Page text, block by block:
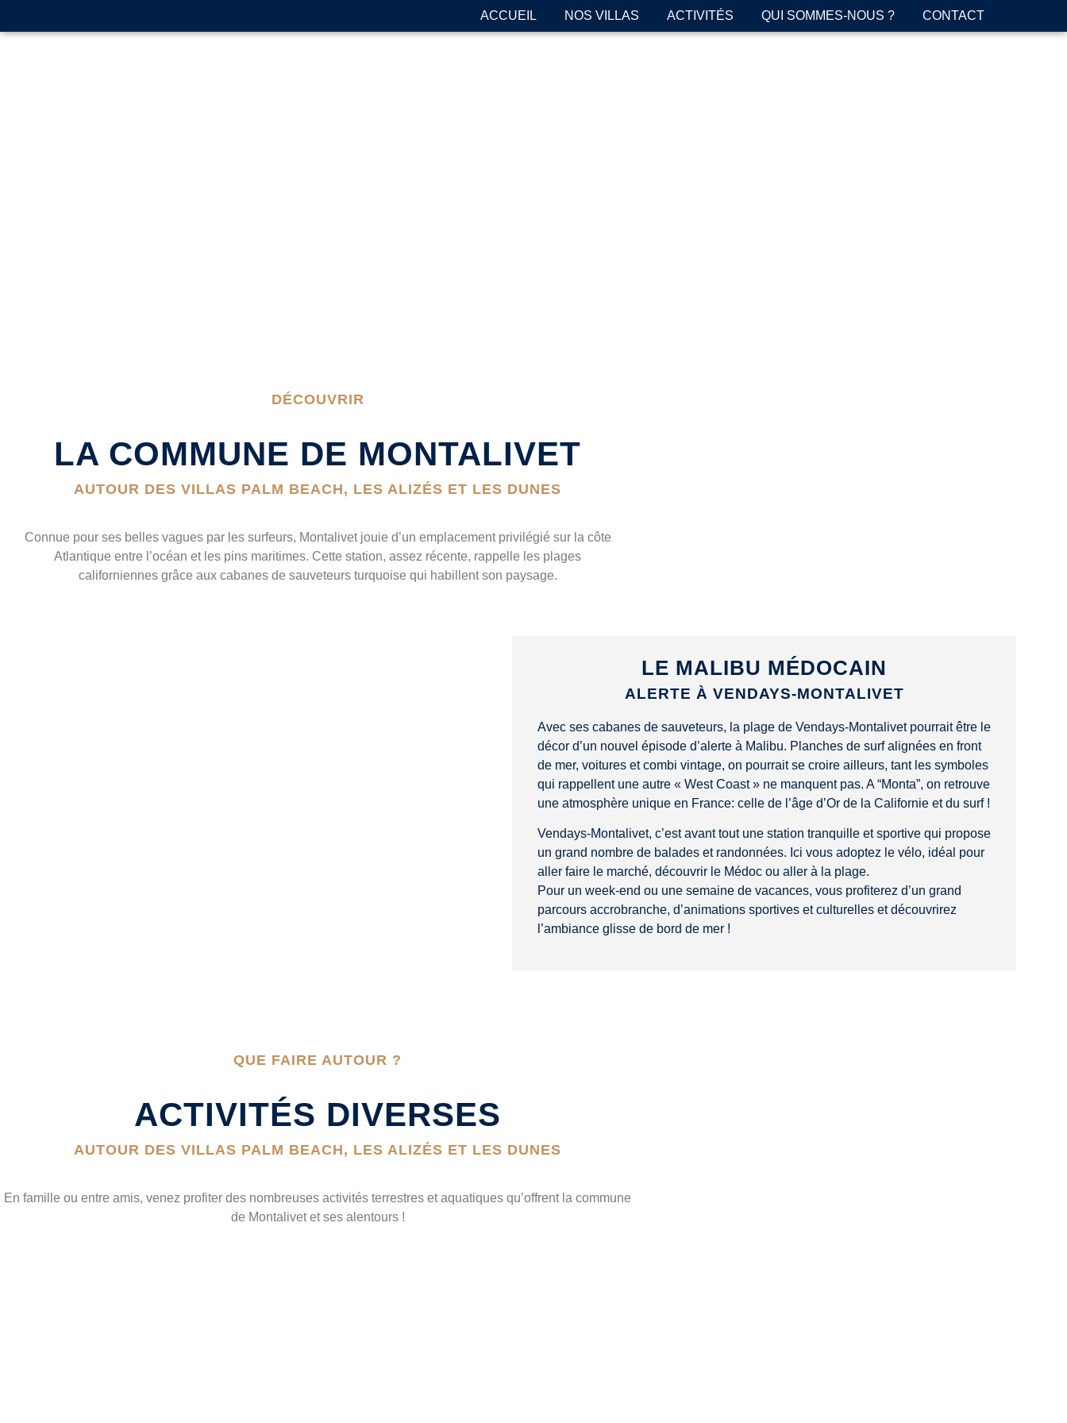
ACCUEIL NOS VILLAS ACTIVITÉS QUI SOMMES-NOUS ? CONTACT
DÉCOUVRIR
LA COMMUNE DE MONTALIVET
AUTOUR DES VILLAS PALM BEACH, LES ALIZÉS ET LES DUNES
Connue pour ses belles vagues par les surfeurs, Montalivet jouie d’un emplacement privilégié sur la côte
Atlantique entre l’océan et les pins maritimes. Cette station, assez récente, rappelle les plages
californiennes grâce aux cabanes de sauveteurs turquoise qui habillent son paysage.
LE MALIBU MÉDOCAIN
ALERTE À VENDAYS-MONTALIVET
Avec ses cabanes de sauveteurs, la plage de Vendays-Montalivet pourrait être le
décor d’un nouvel épisode d’alerte à Malibu. Planches de surf alignées en front
de mer, voitures et combi vintage, on pourrait se croire ailleurs, tant les symboles
qui rappellent une autre « West Coast » ne manquent pas. A “Monta”, on retrouve
une atmosphère unique en France: celle de l’âge d’Or de la Californie et du surf !
Vendays-Montalivet, c’est avant tout une station tranquille et sportive qui propose
un grand nombre de balades et randonnées. Ici vous adoptez le vélo, idéal pour
aller faire le marché, découvrir le Médoc ou aller à la plage.
Pour un week-end ou une semaine de vacances, vous profiterez d’un grand
parcours accrobranche, d’animations sportives et culturelles et découvrirez
l’ambiance glisse de bord de mer !
QUE FAIRE AUTOUR ?
ACTIVITÉS DIVERSES
AUTOUR DES VILLAS PALM BEACH, LES ALIZÉS ET LES DUNES
En famille ou entre amis, venez profiter des nombreuses activités terrestres et aquatiques qu’offrent la commune
de Montalivet et ses alentours !